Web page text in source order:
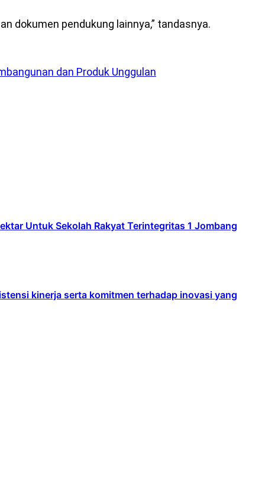
dokumen pendukung lainnya,” tandasnya.
dan Produk Unggulan
Untuk Sekolah Rakyat Terintegritas 1 Jombang
kinerja serta komitmen terhadap inovasi yang